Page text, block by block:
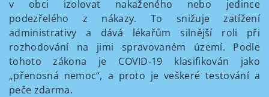
v obci izolovat nakaženého nebo jedince
podezřelého z nákazy. To snižuje zatížení
administrativy a dává lékařům silnější roli při
rozhodování na jimi spravovaném území. Podle
tohoto zákona je COVID-19 klasifikován jako
„přenosná nemoc“, a proto je veškeré testování a
peče zdarma.